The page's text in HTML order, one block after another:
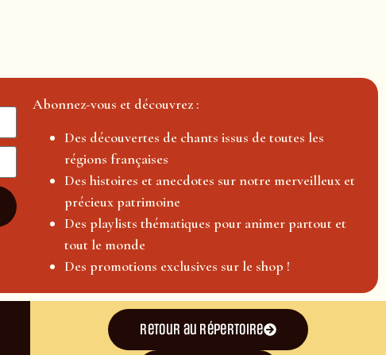
Abonnez-vous et découvrez :
Des découvertes de chants issus de toutes les
régions françaises
Des histoires et anecdotes sur notre merveilleux et
précieux patrimoine
Des playlists thématiques pour animer partout et
tout le monde
Des promotions exclusives sur le shop !
Retour au répertoire